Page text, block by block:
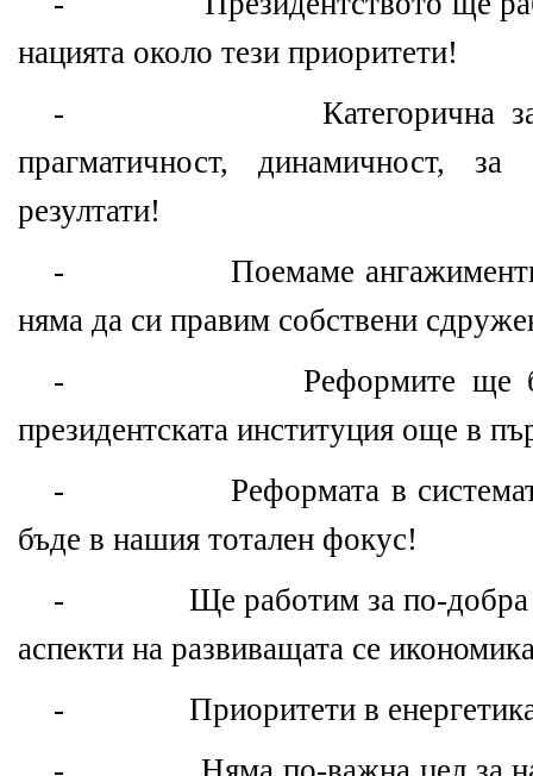
нацията около тези приоритети!
- Категорична заявка
прагматичност, динамичност,
резултати!
- Поемаме ангажименти,
няма да си правим собствени
- Реформите ще бъдат
президентската институция още в
- Реформата в системата
бъде в нашия тотален фокус!
- Ще работим за по-добра
аспекти на развиващата се
- Приоритети в